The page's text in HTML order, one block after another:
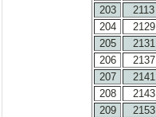
203
2113
204
2129
205
2131
206
2137
207
2141
208
2143
209
2153